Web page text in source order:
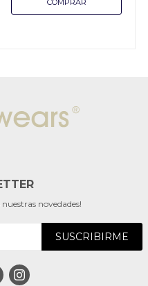
novedades!
SUSCRIBIRME
